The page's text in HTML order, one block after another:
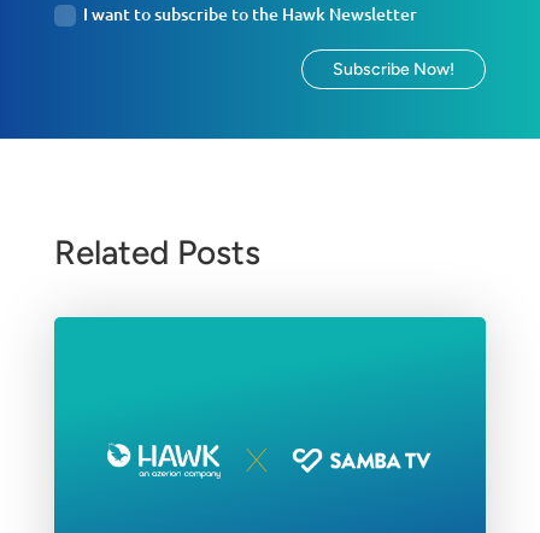
I want to subscribe to the Hawk Newsletter
Subscribe Now!
Related Posts